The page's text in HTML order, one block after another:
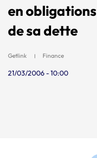
en
de sa dette
Getlink Finance
21/03/2006 - 10:00